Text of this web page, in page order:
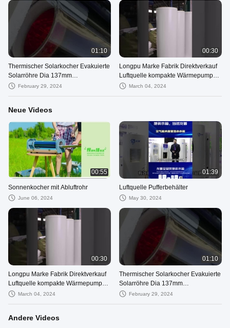
01:10
Thermischer Solarkocher Evakuierte
Solarröhre Dia 137mm
Vakuumröhre Solar
February 29, 2024
00:30
Longpu Marke Fabrik Direktverkauf
Luftquelle kompakte Wärmepumpe
Warmwasserbereiter für den
March 04, 2024
Neue Videos
00:55
Sonnenkocher mit Abluftrohr
June 06, 2024
01:39
Luftquelle Pufferbehälter
May 30, 2024
00:30
Longpu Marke Fabrik Direktverkauf
Luftquelle kompakte Wärmepumpe
Warmwasserbereiter für den
March 04, 2024
01:10
Thermischer Solarkocher Evakuierte
Solarröhre Dia 137mm
Vakuumröhre Solar
February 29, 2024
Andere Videos